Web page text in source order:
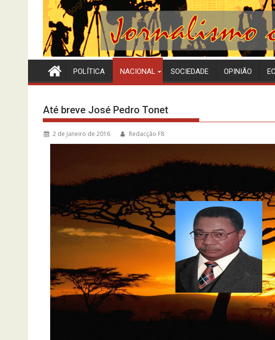
POLÍTICA NACIONAL SOCIEDADE OPINIÃO
Até breve José Pedro Tonet
2 de Janeiro de 2016 Redacção F8